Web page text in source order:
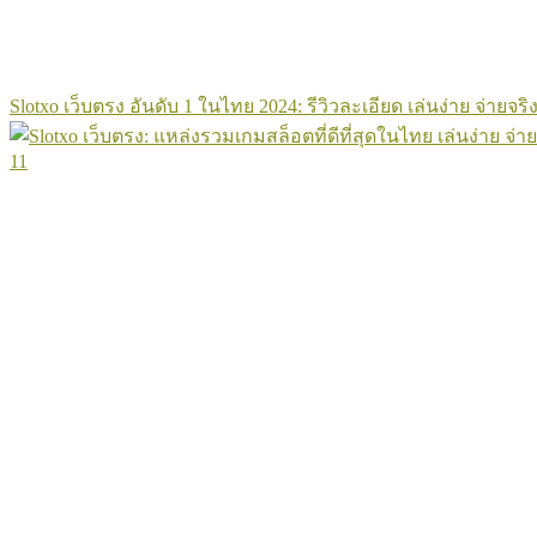
Slotxo เว็บตรง อันดับ 1 ในไทย 2024: รีวิวละเอียด เล่นง่าย จ่ายจริ
11